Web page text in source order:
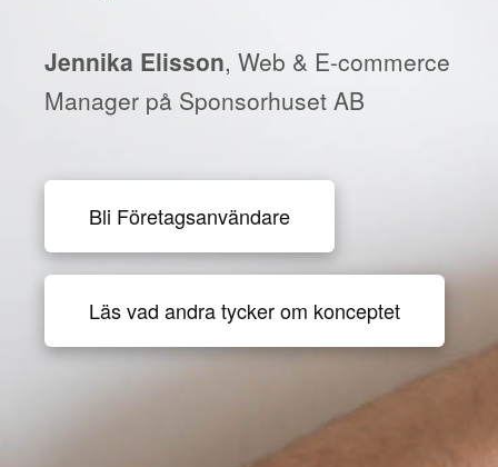
Jennika Elisson, Web & E-commerce
Manager på Sponsorhuset AB
Bli Företagsanvändare
Läs vad andra tycker om konceptet